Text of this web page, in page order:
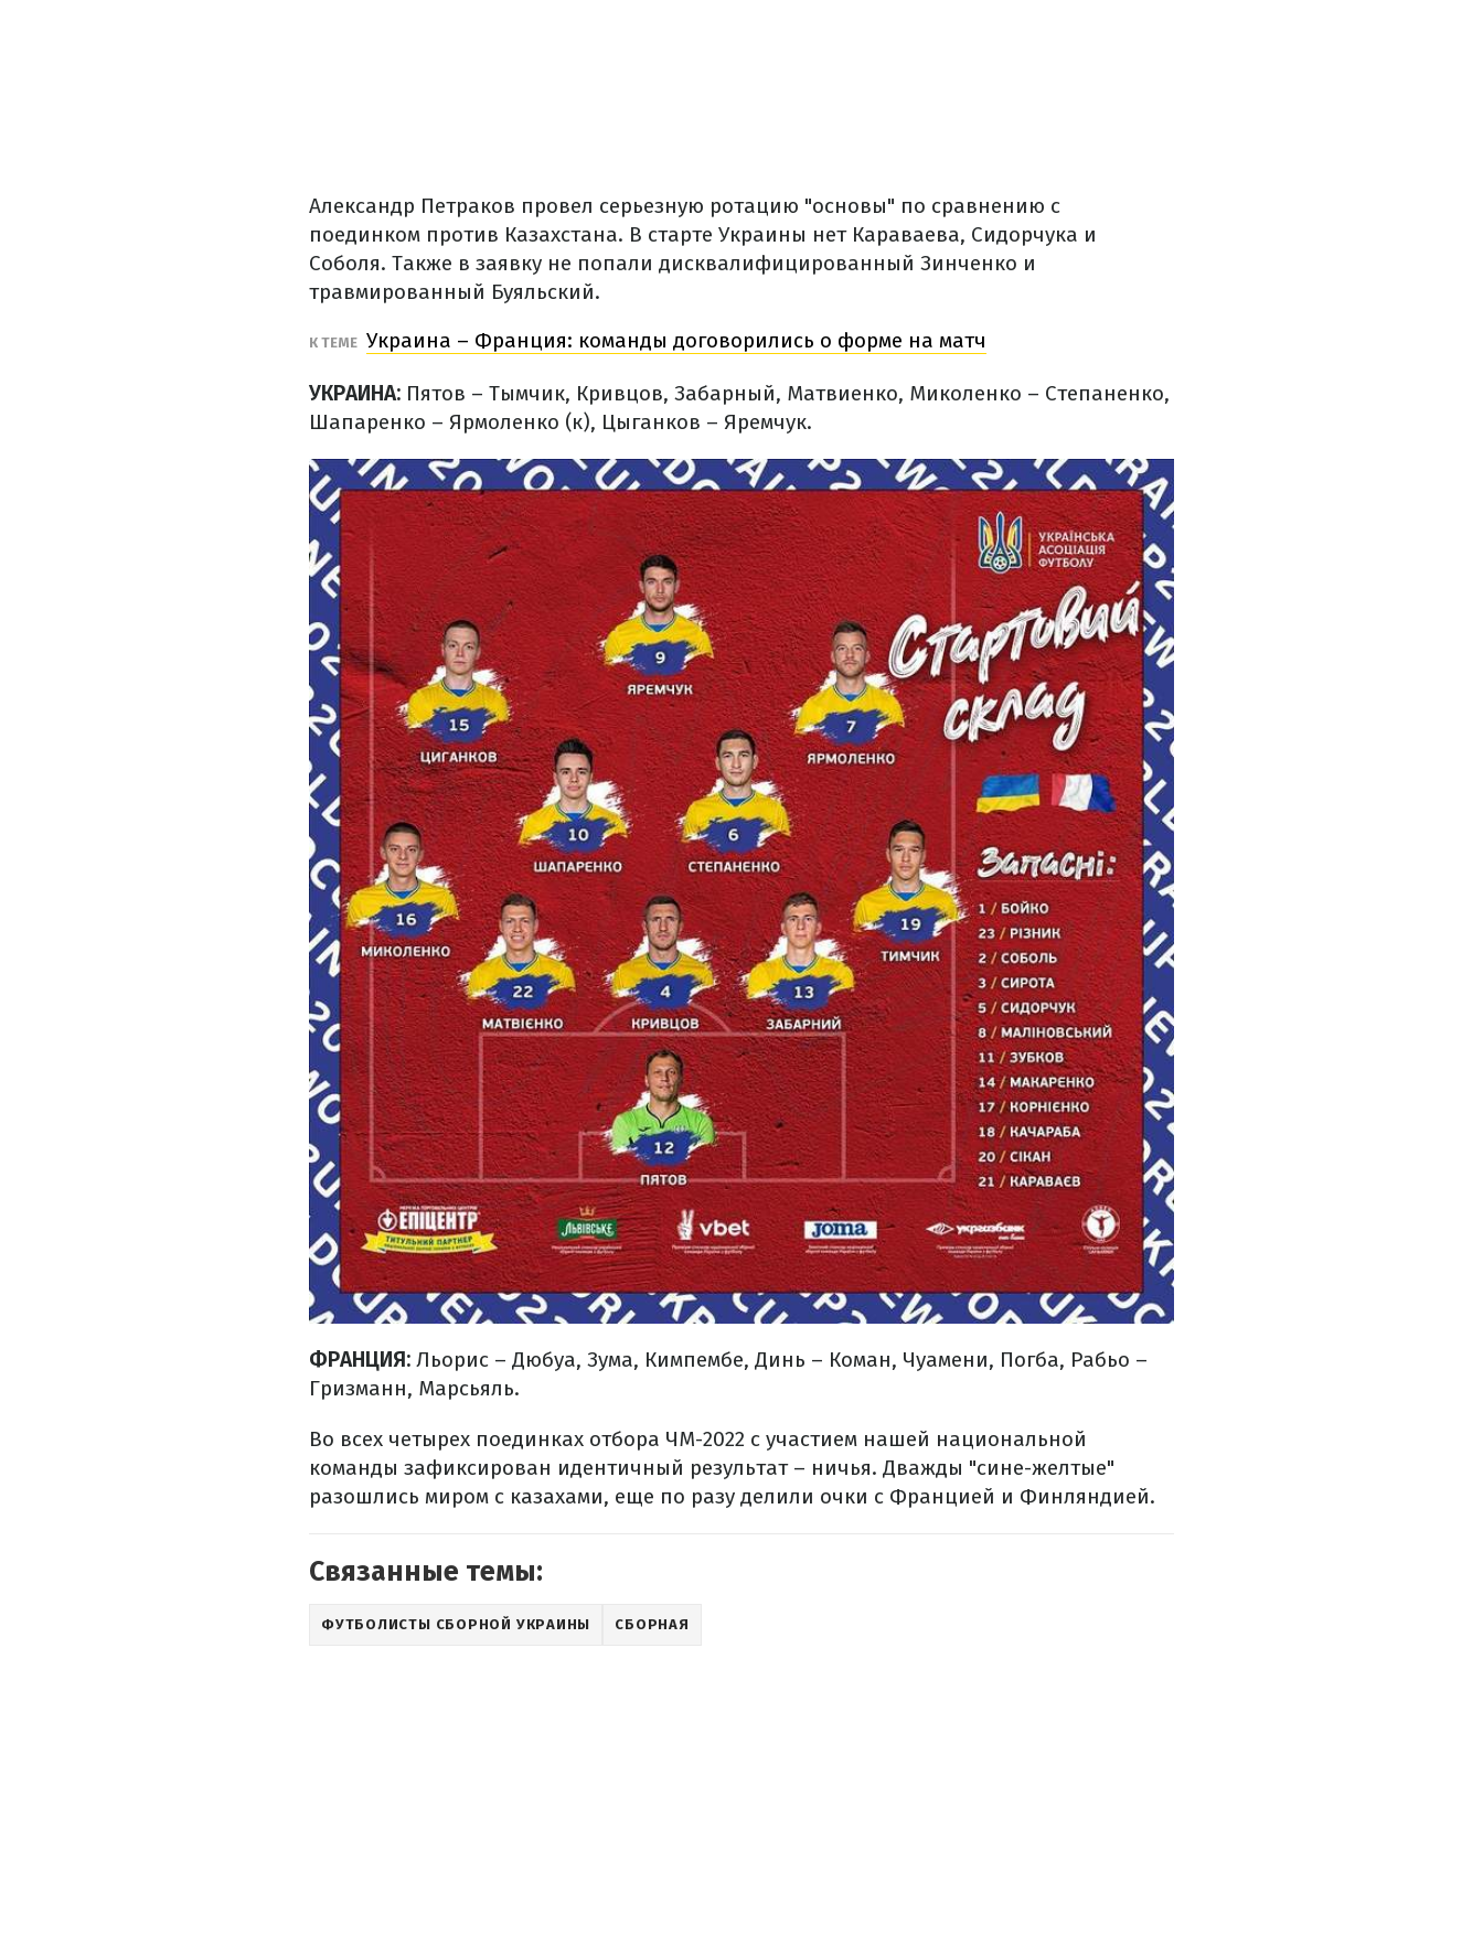
Александр Петраков провел серьезную ротацию "основы" по сравнению с
поединком против Казахстана. В старте Украины нет Караваева, Сидорчука и
Соболя. Также в заявку не попали дисквалифицированный Зинченко и
травмированный Буяльский.
К ТЕМЕ Украина – Франция: команды договорились о форме на матч
УКРАИНА: Пятов – Тымчик, Кривцов, Забарный, Матвиенко, Миколенко – Степаненко,
Шапаренко – Ярмоленко (к), Цыганков – Яремчук.
ФРАНЦИЯ: Льорис – Дюбуа, Зума, Кимпембе, Динь – Коман, Чуамени, Погба, Рабьо –
Гризманн, Марсьяль.
Во всех четырех поединках отбора ЧМ-2022 с участием нашей национальной
команды зафиксирован идентичный результат – ничья. Дважды "сине-желтые"
разошлись миром с казахами, еще по разу делили очки с Францией и Финляндией.
Связанные темы:
ФУТБОЛИСТЫ СБОРНОЙ УКРАИНЫ СБОРНАЯ